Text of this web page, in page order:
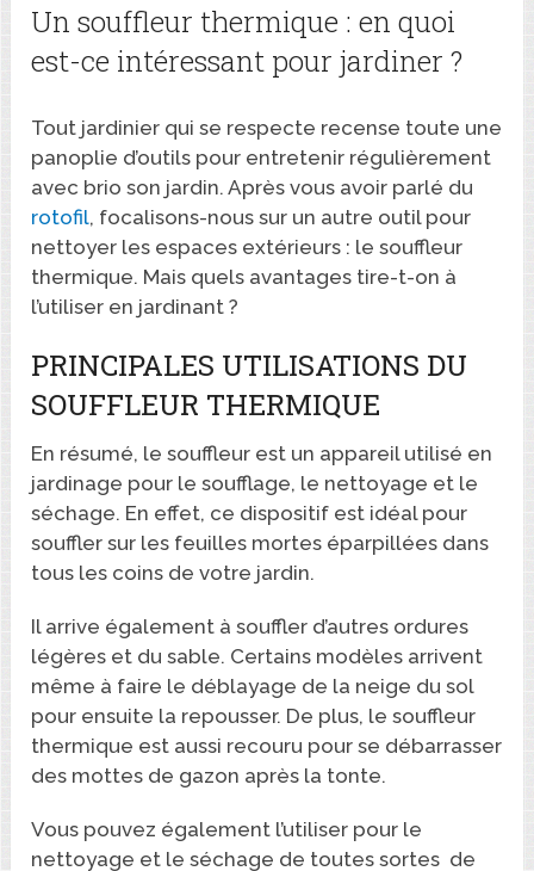
Un souffleur thermique : en quoi
est-ce intéressant pour jardiner ?
Tout jardinier qui se respecte recense toute une
panoplie d’outils pour entretenir régulièrement
avec brio son jardin. Après vous avoir parlé du
rotofil, focalisons-nous sur un autre outil pour
nettoyer les espaces extérieurs : le souffleur
thermique. Mais quels avantages tire-t-on à
l’utiliser en jardinant ?
PRINCIPALES UTILISATIONS DU
SOUFFLEUR THERMIQUE
En résumé, le souffleur est un appareil utilisé en
jardinage pour le soufflage, le nettoyage et le
séchage. En effet, ce dispositif est idéal pour
souffler sur les feuilles mortes éparpillées dans
tous les coins de votre jardin.
Il arrive également à souffler d’autres ordures
légères et du sable. Certains modèles arrivent
même à faire le déblayage de la neige du sol
pour ensuite la repousser. De plus, le souffleur
thermique est aussi recouru pour se débarrasser
des mottes de gazon après la tonte.
Vous pouvez également l’utiliser pour le
nettoyage et le séchage de toutes sortes de